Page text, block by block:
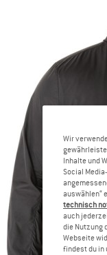
Wir
Inhalte und
Social
auswählen“
technisch
auch
die Nutzung
Webseite
findest du in